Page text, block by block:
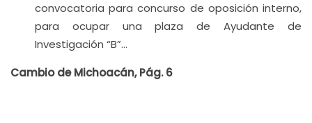
convocatoria para concurso de oposición interno,
para ocupar una plaza de Ayudante de
Investigación “B”…
Cambio de Michoacán, Pág. 6